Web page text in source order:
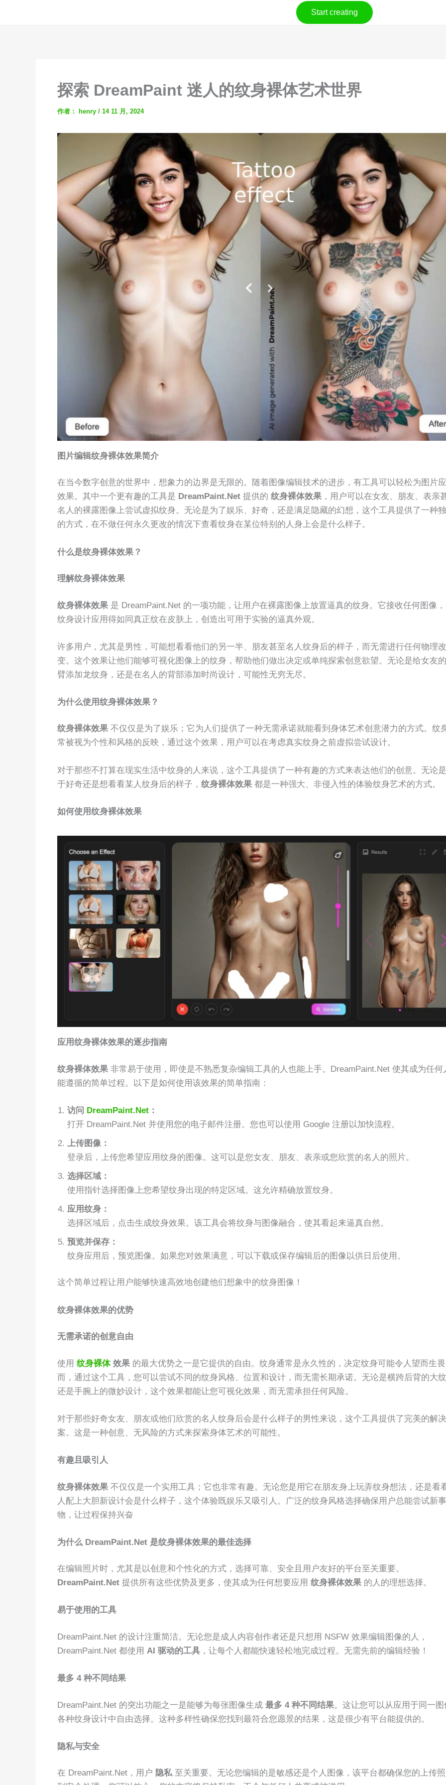
Start creating
探索 DreamPaint 迷人的纹身裸体艺术世界
作者： henry / 14 11 月, 2024
图片编辑纹身裸体效果简介
在当今数字创意的世界中，想象力的边界是无限的。随着图像编辑技术的进步，有工具可以轻松为图片
效果。其中一个更有趣的工具是 DreamPaint.Net提供的 纹身裸体效果，用户可以在女友、朋友、表亲
名人的裸露图像上尝试虚拟纹身。无论是为了娱乐、好奇，还是满足隐藏的幻想，这个工具提供了一种
的方式，在不做任何永久更改的情况下查看纹身在某位特别的人身上会是什么样子。
什么是纹身裸体效果？
理解纹身裸体效果
纹身裸体效果是 DreamPaint.Net 的一项功能，让用户在裸露图像上放置逼真的纹身。它接收任何图像
纹身设计应用得如同真正纹在皮肤上，创造出可用于实验的逼真外观。
许多用户，尤其是男性，可能想看看他们的另一半、朋友甚至名人纹身后的样子，而无需进行任何物理改
变。这个效果让他们能够可视化图像上的纹身，帮助他们做出决定或单纯探索创意欲望。无论是给女友
臂添加龙纹身，还是在名人的背部添加时尚设计，可能性无穷无尽。
为什么使用纹身裸体效果？
纹身裸体效果不仅仅是为了娱乐；它为人们提供了一种无需承诺就能看到身体艺术创意潜力的方式。纹
常被视为个性和风格的反映，通过这个效果，用户可以在考虑真实纹身之前虚拟尝试设计。
对于那些不打算在现实生活中纹身的人来说，这个工具提供了一种有趣的方式来表达他们的创意。无论
于好奇还是想看看某人纹身后的样子， 纹身裸体效果都是一种强大、非侵入性的体验纹身艺术的方式。
如何使用纹身裸体效果
应用纹身裸体效果的逐步指南
纹身裸体效果非常易于使用，即使是不熟悉复杂编辑工具的人也能上手。DreamPaint.Net 使其成为任何
能遵循的简单过程。以下是如何使用该效果的简单指南：
访问 DreamPaint.Net：
打开 DreamPaint.Net 并使用您的电子邮件注册。您也可以使用 Google 注册以加快流程。
上传图像：
登录后，上传您希望应用纹身的图像。这可以是您女友、朋友、表亲或您欣赏的名人的照片。
选择区域：
使用指针选择图像上您希望纹身出现的特定区域。这允许精确放置纹身。
应用纹身：
选择区域后，点击生成纹身效果。该工具会将纹身与图像融合，使其看起来逼真自然。
预览并保存：
纹身应用后，预览图像。如果您对效果满意，可以下载或保存编辑后的图像以供日后使用。
这个简单过程让用户能够快速高效地创建他们想象中的纹身图像！
纹身裸体效果的优势
无需承诺的创意自由
使用 纹身裸体效果的最大优势之一是它提供的自由。纹身通常是永久性的，决定纹身可能令人望而生
而，通过这个工具，您可以尝试不同的纹身风格、位置和设计，而无需长期承诺。无论是横跨后背的大
还是手腕上的微妙设计，这个效果都能让您可视化效果，而无需承担任何风险。
对于那些好奇女友、朋友或他们欣赏的名人纹身后会是什么样子的男性来说，这个工具提供了完美的解
案。这是一种创意、无风险的方式来探索身体艺术的可能性。
有趣且吸引人
纹身裸体效果不仅仅是一个实用工具；它也非常有趣。无论您是用它在朋友身上玩弄纹身想法，还是看
人配上大胆新设计会是什么样子，这个体验既娱乐又吸引人。广泛的纹身风格选择确保用户总能尝试新事
物，让过程保持兴奋
为什么 DreamPaint.Net 是纹身裸体效果的最佳选择
在编辑照片时，尤其是以创意和个性化的方式，选择可靠、安全且用户友好的平台至关重要。
DreamPaint.Net提供所有这些优势及更多，使其成为任何想要应用 纹身裸体效果的人的理想选择。
易于使用的工具
DreamPaint.Net 的设计注重简洁。无论您是成人内容创作者还是只想用 NSFW 效果编辑图像的人，
DreamPaint.Net 都使用 AI 驱动的工具，让每个人都能快速轻松地完成过程。无需先前的编辑经验！
最多 4 种不同结果
DreamPaint.Net 的突出功能之一是能够为每张图像生成 最多 4 种不同结果。这让您可以从应用于同一图
各种纹身设计中自由选择。这种多样性确保您找到最符合您愿景的结果，这是很少有平台能提供的。
隐私与安全
在 DreamPaint.Net，用户 隐私至关重要。无论您编辑的是敏感还是个人图像，该平台都确保您的上传